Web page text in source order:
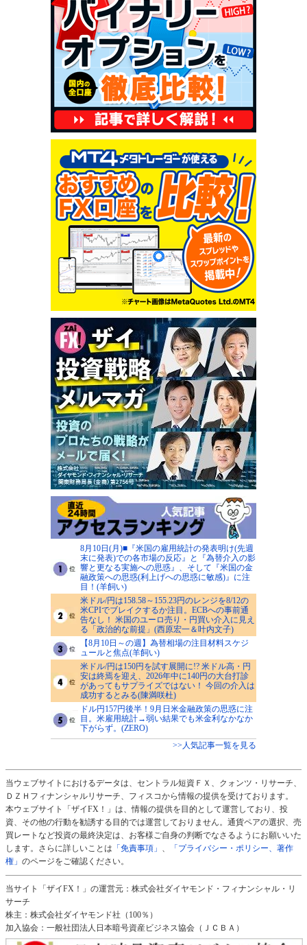
8月10日(月)■『米国の雇用統計の発表明け(先週
末に発表)での各市場の反応』と『為替介入の影
響と更なる実施への思惑』、そして『米国の金
融政策への思惑(利上げへの思惑に敏感)』に注
目！(羊飼い)
米ドル/円は158.58～155.23円のレンジを8/12の
米CPIでブレイクするか注目。ECBへの事前通
告なし！ 米国のユーロ売り・円買い介入に見え
る「政治的な前提」(西原宏一＆叶内文子)
【8月10日～の週】為替相場の注目材料スケジ
ュールと焦点(羊飼い)
米ドル/円は150円を試す展開に!? 米ドル高・円
安は終焉を迎え、2026年中に140円の大台打診
があってもサプライズではない！ 今回の介入は
成功するとみる(陳満咲杜)
ドル円157円後半！9月日米金融政策の思惑に注
目。米雇用統計→弱い結果でも米金利なかなか
下がらず。(ZERO)
>>人気記事一覧を見る
当ウェブサイトにおけるデータは、セントラル短資ＦＸ、クォンツ・リサーチ、
ＤＺＨフィナンシャルリサーチ、フィスコから情報の提供を受けております。
本ウェブサイト「ザイFX！」は、情報の提供を目的として運営しており、投
資、その他の行動を勧誘する目的では運営しておりません。通貨ペアの選択、売
買レートなど投資の最終決定は、お客様ご自身の判断でなさるようにお願いいた
します。さらに詳しいことは 「免責事項」 、
「プライバシー・ポリシー、著作
権」 のページをご確認ください。
当サイト「ザイFX！」の運営元：株式会社ダイヤモンド・フィナンシャル・リ
サーチ
株主：株式会社ダイヤモンド社（100％）
加入協会：一般社団法人日本暗号資産ビジネス協会（ＪＣＢＡ）